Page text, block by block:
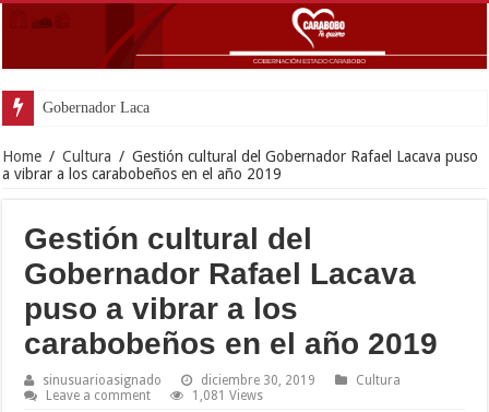
Gobernador Lacava a un mes del dob
Home / Cultura / Gestión cultural del Gobernador Rafael Lacava puso
a vibrar a los carabobeños en el año 2019
Gestión cultural del
Gobernador Rafael Lacava
puso a vibrar a los
carabobeños en el año 2019
sinusuarioasignado diciembre 30, 2019
Cultura
Leave a comment
1,081 Views